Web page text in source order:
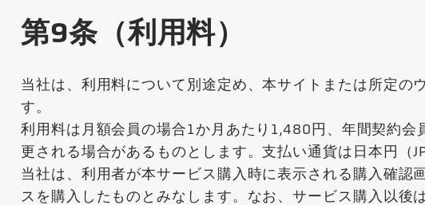
第9条（利用料）
当社は、利用料について別途定め、本サイトまたは所定の
す。
利用料は月額会員の場合1か月あたり1,480円、年間契約
更される場合があるものとします。支払い通貨は日本円（
当社は、利用者が本サービス購入時に表示される購入確
スを購入したものとみなします。なお、サービス購入以